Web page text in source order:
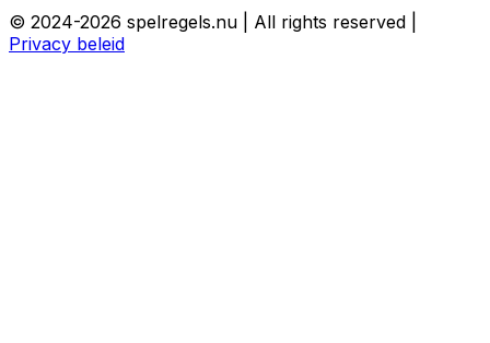
© 2024-2026 spelregels.nu | All rights reserved |
Privacy beleid